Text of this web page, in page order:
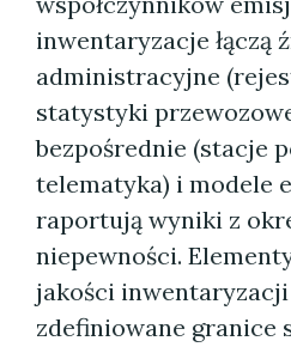
inwentaryzacje łączą
administracyjne
statystyki
bezpośrednie (stacje
telematyka) i modele
raportują wyniki z
niepewności.
jakości
zdefiniowane granice